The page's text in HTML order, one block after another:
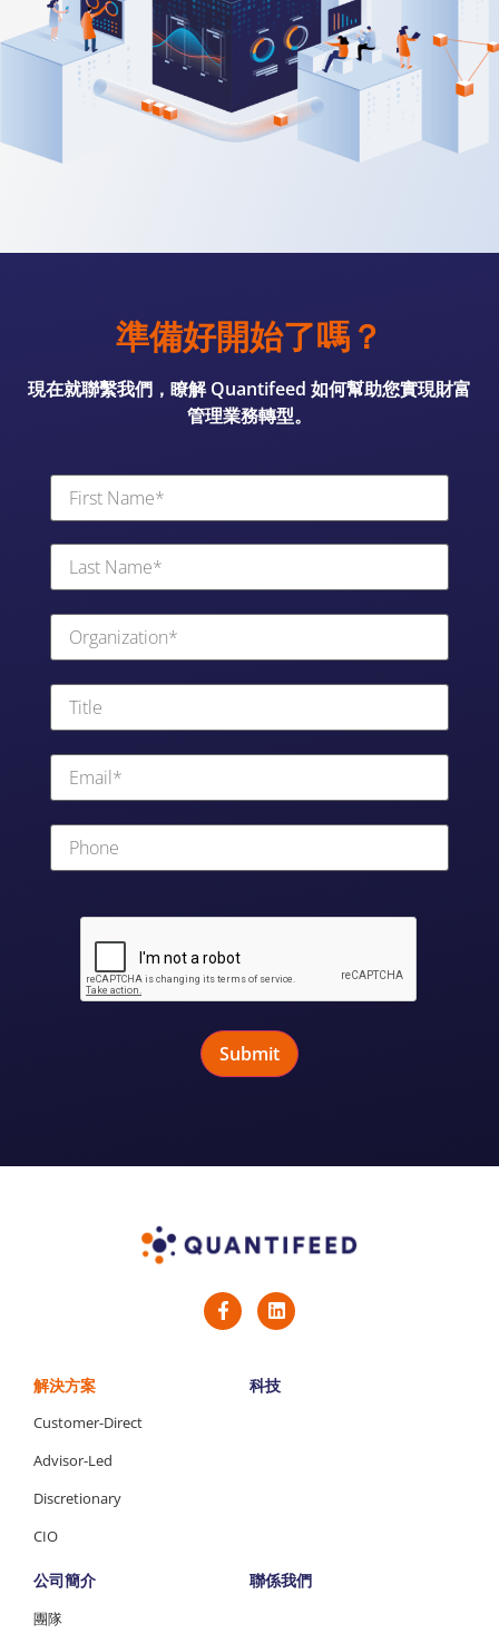
準備好開始了嗎？
現在就聯繫我們，瞭解 Quantifeed 如何幫助您實現財富
管理業務轉型。
解決方案
Customer-Direct
Advisor-Led
Discretionary
CIO
科技
公司簡介
團隊
聯係我們